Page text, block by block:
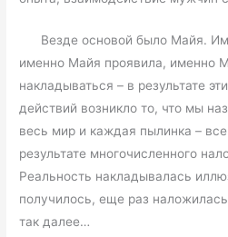
Везде основой было Майя.
именно Майя проявила, именно
накладываться – в результате
действий возникло то, что мы
весь мир и каждая пылинка – все
результате многочисленного
Реальность накладывалась
получилось, еще раз
так далее…